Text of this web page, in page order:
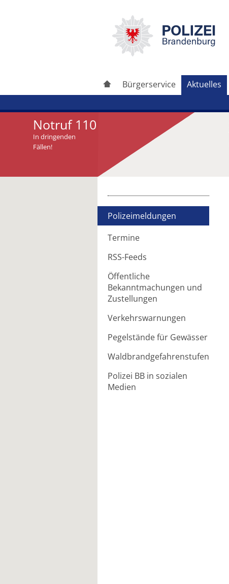
Bürgerservice Aktuelles
Notruf 110
In dringenden
Fällen!
Polizeimeldungen
Termine
RSS-Feeds
Öffentliche
Bekanntmachungen und
Zustellungen
Verkehrswarnungen
Pegelstände für Gewässer
Waldbrandgefahrenstufen
Polizei BB in sozialen
Medien
Artikel weiterleiten